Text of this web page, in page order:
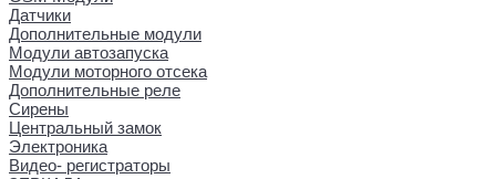
Датчики
Дополнительные модули
Модули автозапуска
Модули моторного отсека
Дополнительные реле
Сирены
Центральный замок
Электроника
Видео- регистраторы